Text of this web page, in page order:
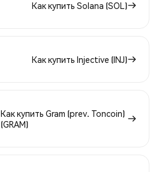
Как купить Solana (SOL)
Как купить Injective (INJ)
Как купить Gram (prev. Toncoin)
(GRAM)